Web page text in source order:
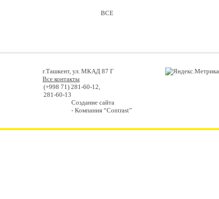
ВСЕ
г.Ташкент, ул. МКАД 87 Г
Все контакты
(+998 71) 281-60-12,
281-60-13
Создание сайта
- Компания “Contrast”